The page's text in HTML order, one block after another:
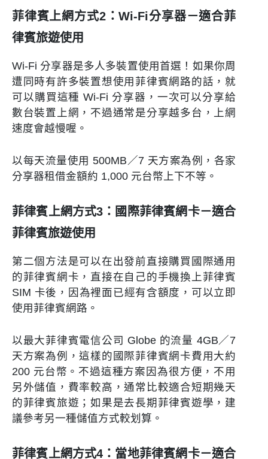
菲律賓上網方式2：Wi-Fi分享器－適合菲
律賓旅遊使用
Wi-Fi 分享器是多人多裝置使用首選！如果你周
遭同時有許多裝置想使用菲律賓網路的話，就
可以購買這種 Wi-Fi 分享器，一次可以分享給
數台裝置上網，不過通常是分享越多台，上網
速度會越慢喔。
以每天流量使用 500MB／7 天方案為例，各家
分享器租借金額約 1,000 元台幣上下不等。
菲律賓上網方式3：國際菲律賓網卡－適合
菲律賓旅遊使用
第二個方法是可以在出發前直接購買國際通用
的菲律賓網卡，直接在自己的手機換上菲律賓
SIM 卡後，因為裡面已經有含額度，可以立即
使用菲律賓網路。
以最大菲律賓電信公司 Globe 的流量 4GB／7
天方案為例，這樣的國際菲律賓網卡費用大約
200 元台幣。不過這種方案因為很方便，不用
另外儲值，費率較高，通常比較適合短期幾天
的菲律賓旅遊；如果是去長期菲律賓遊學，建
議參考另一種儲值方式較划算。
菲律賓上網方式4：當地菲律賓網卡－適合